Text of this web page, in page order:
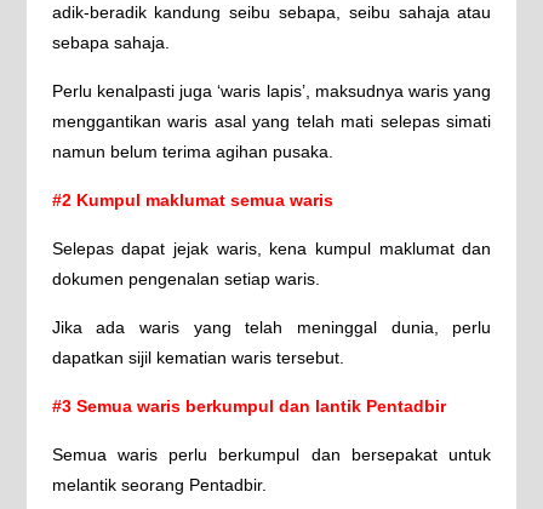
adik-beradik kandung seibu sebapa, seibu sahaja atau
sebapa sahaja.
Perlu kenalpasti juga ‘waris lapis’, maksudnya waris yang
menggantikan waris asal yang telah mati selepas simati
namun belum terima agihan pusaka.
#2 Kumpul maklumat semua waris
Selepas dapat jejak waris, kena kumpul maklumat dan
dokumen pengenalan setiap waris.
Jika ada waris yang telah meninggal dunia, perlu
dapatkan sijil kematian waris tersebut.
#3 Semua waris berkumpul dan lantik Pentadbir
Semua waris perlu berkumpul dan bersepakat untuk
melantik seorang Pentadbir.